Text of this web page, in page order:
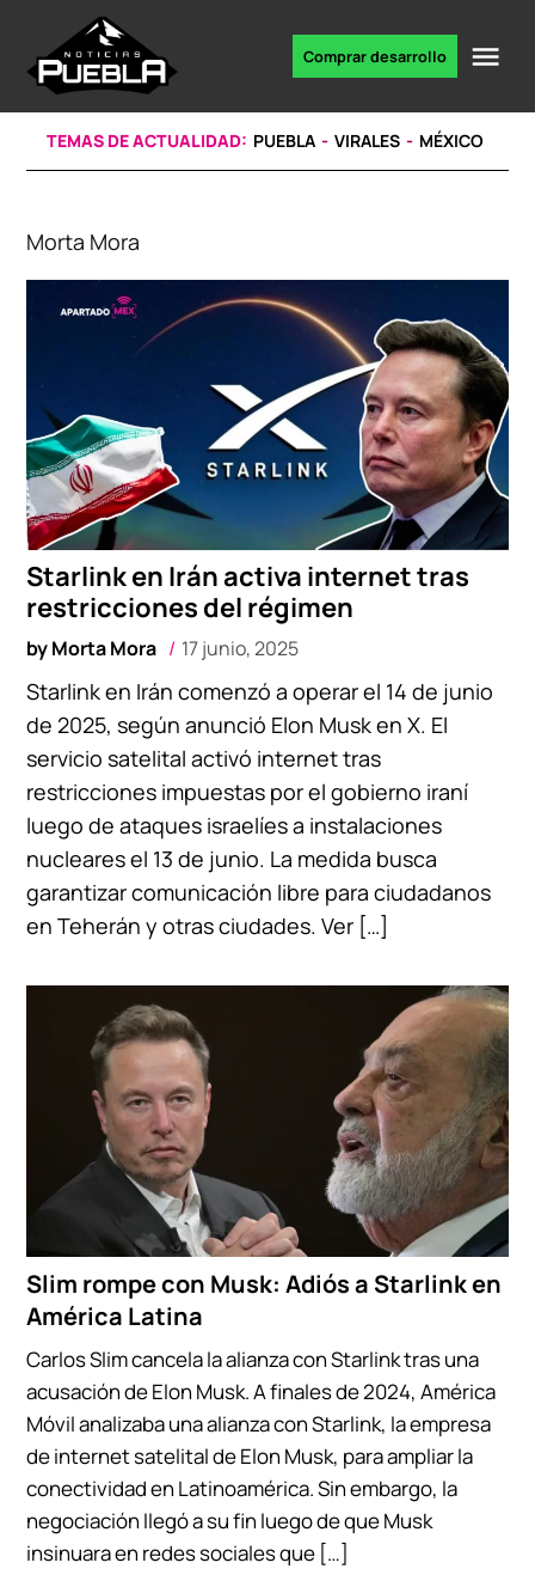
content
noticias
Comprar desarrollo
TEMAS DE ACTUALIDAD: PUEBLA VIRALES MÉXICO
Morta Mora
Starlink en Irán activa internet tras
restricciones del régimen
byMorta Mora 17 junio, 2025
Starlink en Irán comenzó a operar el 14 de junio
de 2025, según anunció Elon Musk en X. El
servicio satelital activó internet tras
restricciones impuestas por el gobierno iraní
luego de ataques israelíes a instalaciones
nucleares el 13 de junio. La medida busca
garantizar comunicación libre para ciudadanos
en Teherán y otras ciudades. Ver […]
Slim rompe con Musk: Adiós a Starlink en
América Latina
Carlos Slim cancela la alianza con Starlink tras una
acusación de Elon Musk. A finales de 2024, América
Móvil analizaba una alianza con Starlink, la empresa
de internet satelital de Elon Musk, para ampliar la
conectividad en Latinoamérica. Sin embargo, la
negociación llegó a su fin luego de que Musk
insinuara en redes sociales que […]